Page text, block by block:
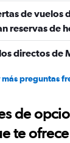
de vuelos
reservas de
directos de
más preguntas
de
te